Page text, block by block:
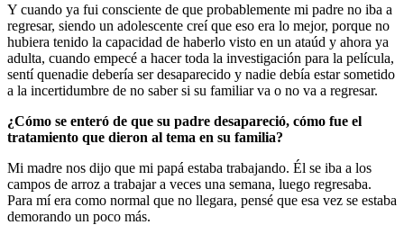
Y cuando ya fui consciente de que probablemente mi padre no iba a
regresar, siendo un adolescente creí que eso era lo mejor, porque no
hubiera tenido la capacidad de haberlo visto en un ataúd y ahora ya
adulta, cuando empecé a hacer toda la investigación para la película,
sentí quenadie debería ser desaparecido y nadie debía estar sometido
a la incertidumbre de no saber si su familiar va o no va a regresar.
¿Cómo se enteró de que su padre desapareció, cómo fue el
tratamiento que dieron al tema en su familia?
Mi madre nos dijo que mi papá estaba trabajando. Él se iba a los
campos de arroz a trabajar a veces una semana, luego regresaba.
Para mí era como normal que no llegara, pensé que esa vez se estaba
demorando un poco más.